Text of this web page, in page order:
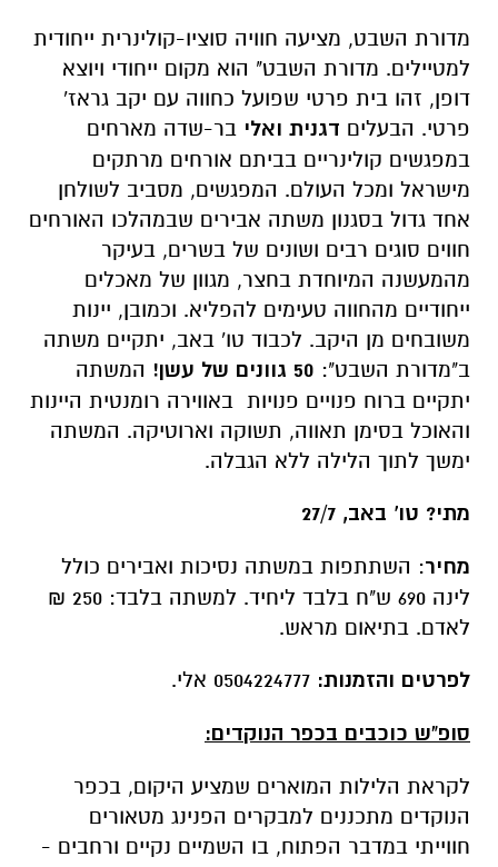
מדורת השבט, מציעה חוויה סוציו-קולינרית ייחודית
למטיילים. מדורת השבט" הוא מקום ייחודי ויוצא
דופן, זהו בית פרטי שפועל כחווה עם יקב גראז'
פרטי. הבעלים דגנית ואלי בר-שדה מארחים
במפגשים קולינריים בביתם אורחים מרתקים
מישראל ומכל העולם. המפגשים, מסביב לשולחן
אחד גדול בסגנון משתה אבירים שבמהלכו האורחים
חווים סוגים רבים ושונים של בשרים, בעיקר
מהמעשנה המיוחדת בחצר, מגוון של מאכלים
ייחודיים מהחווה טעימים להפליא. וכמובן, יינות
משובחים מן היקב. לכבוד טו' באב, יתקיים משתה
ב"מדורת השבט": 50 גוונים של עשן!
המשתה
יתקיים ברוח פנויים פנויות באווירה רומנטית היינות
והאוכל בסימן תאווה, תשוקה וארוטיקה. המשתה
ימשך לתוך הלילה ללא הגבלה.
מתי? טו' באב, 27/7
מחיר: השתתפות במשתה נסיכות ואבירים כולל
לינה 690 ש"ח בלבד ליחיד. למשתה בלבד: 250 ₪
לאדם. בתיאום מראש.
לפרטים והזמנות:
סופ"ש כוכבים בכפר הנוקדים:
לקראת הלילות המוארים שמציע היקום, בכפר
הנוקדים מתכננים למבקרים הפנינג מטאורים
חווייתי במדבר הפתוח, בו השמיים נקיים ורחבים -